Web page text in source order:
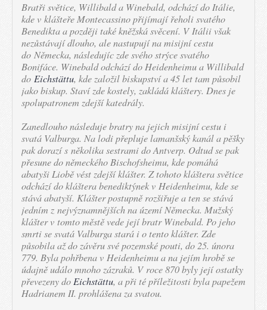
Bratři světice, Willibald a Winebald, odchází do Itálie,
kde v klášteře Montecassino přijímají řeholi svatého
Benedikta a později také kněžská svěcení. V Itálii však
nezůstávají dlouho, ale nastupují na misijní cestu
do Německa, následujíc zde svého strýce svatého
Bonifáce. Winebald odchází do Heidenheimu a Willibald
do Eichstättu, kde založil biskupství a 45 let tam působil
jako biskup. Staví zde kostely, zakládá kláštery. Dnes je
spolupatronem zdejší katedrály.
Zanedlouho následuje bratry na jejich misijní cestu i
svatá Valburga. Na lodi přepluje lamanšský kanál a pěšky
pak dorazí s několika sestrami do Antverp. Odtud se pak
přesune do německého Bischofsheimu, kde pomáhá
abatyši Liobě vést zdejší klášter. Z tohoto kláštera světice
odchází do kláštera benediktýnek v Heidenheimu, kde se
stává abatyší. Klášter postupně rozšiřuje a ten se stává
jedním z nejvýznamnějších na území Německa. Mužský
klášter v tomto městě vede její bratr Winebald. Po jeho
smrti se svatá Valburga stará i o tento klášter. Zde
působila až do závěru své pozemské pouti, do 25. února
779. Byla pohřbena v Heidenheimu a na jejím hrobě se
údajně událo mnoho zázraků. V roce 870 byly její ostatky
převezeny do Eichstättu, a při té příležitosti byla papežem
Hadrianem II. prohlášena za svatou.